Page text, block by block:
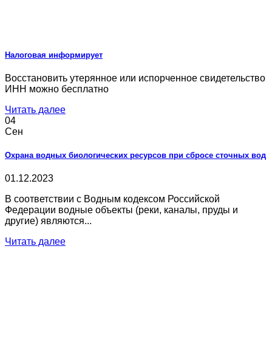
Налоговая информирует
Восстановить утерянное или испорченное свидетельство
ИНН можно бесплатно
Читать далее
04
Сен
Охрана водных биологических ресурсов при сбросе сточных вод
01.12.2023
В соответствии с Водным кодексом Российской
Федерации водные объекты (реки, каналы, пруды и
другие) являются...
Читать далее